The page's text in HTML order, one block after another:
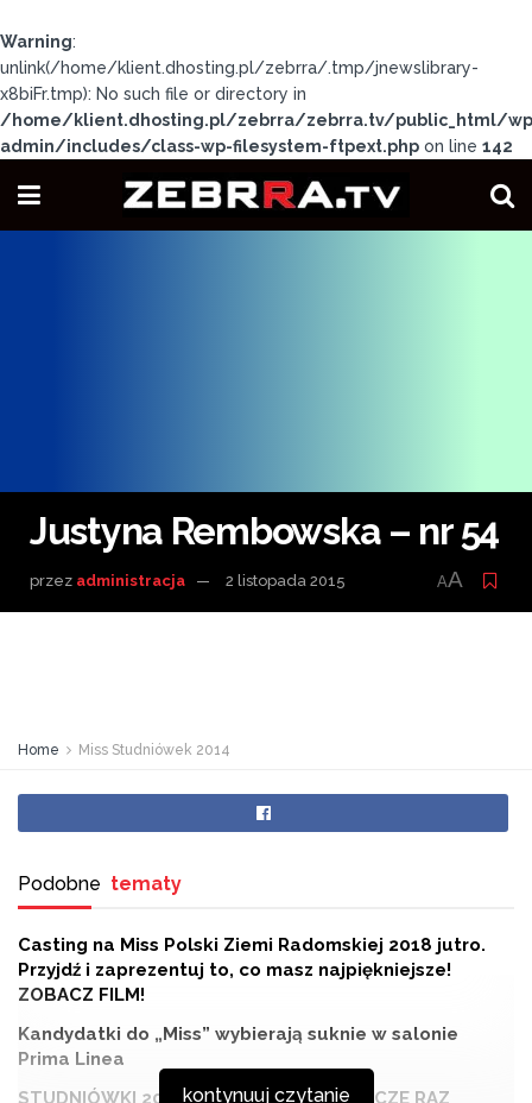
Warning:
unlink(/home/klient.dhosting.pl/zebrra/.tmp/jnewslibrary-
x8biFr.tmp): No such file or directory in
/home/klient.dhosting.pl/zebrra/zebrra.tv/public_html/
admin/includes/class-wp-filesystem-ftpext.php on line 142
Justyna Rembowska – nr 54
przez administracja 2 listopada 2015 AA
Home Miss Studniówek 2014
Podobne tematy
Casting na Miss Polski Ziemi Radomskiej 2018 jutro.
Przyjdź i zaprezentuj to, co masz najpiękniejsze!
ZOBACZ FILM!
Kandydatki do „Miss” wybierają suknie w salonie
Prima Linea
STUDNIÓWKI 2017: PRZEŻYJMY TO JESZCZE RAZ
kontynuuj czytanie